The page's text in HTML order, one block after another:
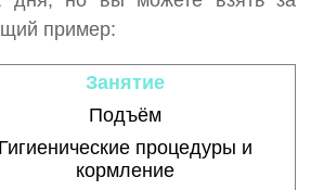
пример:
Занятие
Подъём
Гигиенические процедуры и
кормление